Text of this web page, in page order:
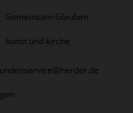
Gemeinsam Glauben
kunst und kirche